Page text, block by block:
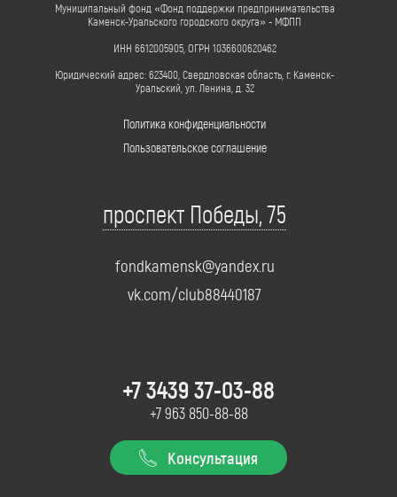
Муниципальный фонд «Фонд поддержки предпринимательства
Каменск-Уральского городского округа» - МФПП
ИНН 6612005905, ОГРН 1036600620462
Юридический адрес: 623400, Свердловская область, г. Каменск-
Уральский, ул. Ленина, д. 32
Политика конфиденциальности
Пользовательское соглашение
проспект Победы, 75
fondkamensk@yandex.ru
vk.com/club88440187
+7 3439 37-03-88
+7 963 850-88-88
Консультация